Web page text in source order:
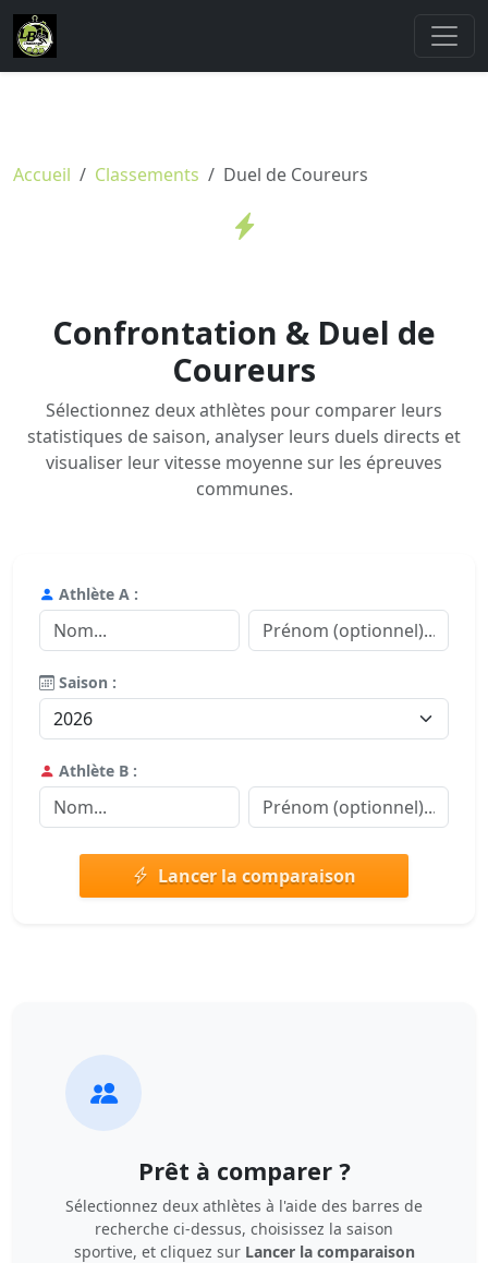
Accueil Classements Duel de Coureurs
Confrontation & Duel de
Coureurs
Sélectionnez deux athlètes pour comparer leurs
statistiques de saison, analyser leurs duels directs et
visualiser leur vitesse moyenne sur les épreuves
communes.
Athlète A :
Saison :
Athlète B :
Lancer la comparaison
Prêt à comparer ?
Sélectionnez deux athlètes à l'aide des barres de
recherche ci-dessus, choisissez la saison
sportive, et cliquez sur Lancer la comparaison